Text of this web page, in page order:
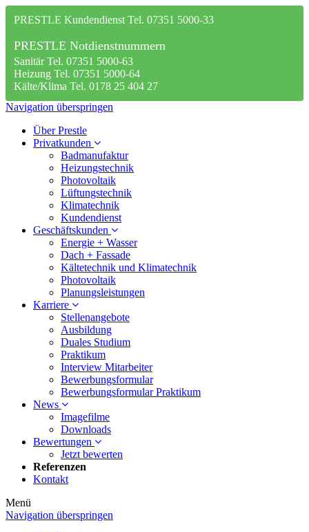
PRESTLE Kundendienst Tel. 07351 5000-33
PRESTLE Notdienstnummern
Sanitär Tel. 07351 5000-63
Heizung Tel. 07351 5000-64
Kälte/Klima Tel. 0178 25 404 27
Navigation überspringen
Über Prestle
Privatkunden
Badmanufaktur
Heizungstechnik
Photovoltaik
Lüftungstechnik
Klimatechnik
Kundendienst
Geschäftskunden
Energie + Wasser
Dach + Fassade
Kältetechnik und Klimatechnik
Photovoltaik
Planungsleistungen
Karriere
Stellenangebote
Ausbildung
Duales Studium
Praktikum
Interview Mitarbeiter
Bewerbungsformular
Bewerbungsformular Praktikum
News
Imagefilme
Downloads
Bewertungen
Jetzt bewerten
Referenzen
Kontakt
Menü
Navigation überspringen